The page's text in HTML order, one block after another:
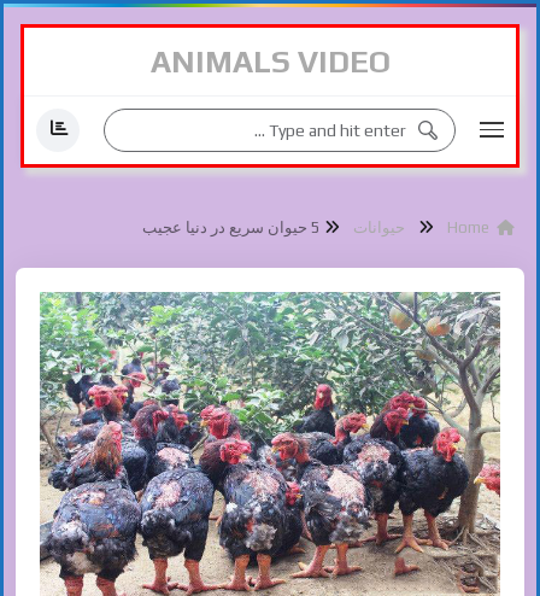
ANIMALS VIDEO
حیوانات 5 حیوان سریع در دنیا عجیب